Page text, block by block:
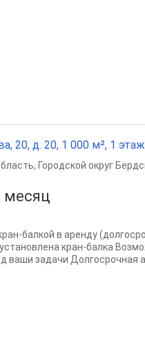
20, д. 20, 1 000 м², 1 этаж
месяц
, Городской округ
балкой в аренду
кран-балка
ваши задачи Долгосрочная